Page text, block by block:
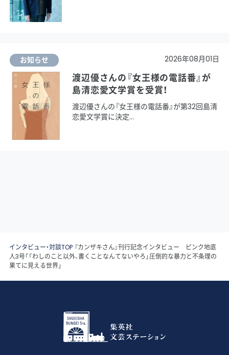
お知らせ 2026年08月01日
渡辺優さんの『女王様の電話番』が
島清恋愛文学賞を受賞！
渡辺優さんの『女王様の電話番』が第32回島清
恋愛文学賞に決定
インタビュー・対談TOP 『カンザキさん』刊行記念インタビュー ピンク地底
人3号「「わしのこと以外、書くことなんてないやろ」圧倒的な暴力と不条理の
果てに見える世界」